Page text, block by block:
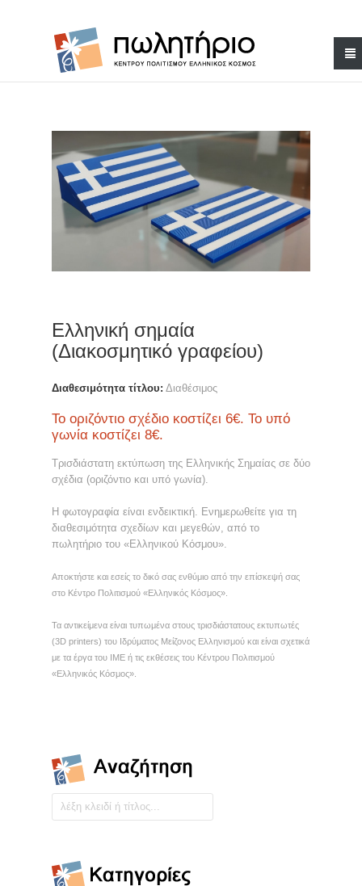
Ελληνική σημαία
(Διακοσμητικό γραφείου)
Διαθεσιμότητα τίτλου: Διαθέσιμος
Το οριζόντιο σχέδιο κοστίζει 6€. Το υπό
γωνία κοστίζει 8€.
Τρισδιάστατη εκτύπωση της Ελληνικής Σημαίας σε δύο
σχέδια (οριζόντιο και υπό γωνία).
Η φωτογραφία είναι ενδεικτική. Ενημερωθείτε για τη
διαθεσιμότητα σχεδίων και μεγεθών, από το
πωλητήριο του «Ελληνικού Κόσμου».
Αποκτήστε και εσείς το δικό σας ενθύμιο από την επίσκεψή σας
στο Κέντρο Πολιτισμού «Ελληνικός Κόσμος».
Τα αντικείμενα είναι τυπωμένα στους τρισδιάστατους εκτυπωτές
(3D printers) του Ιδρύματος Μείζονος Ελληνισμού και είναι σχετικά
με τα έργα του ΙΜΕ ή τις εκθέσεις του Κέντρου Πολιτισμού
«Ελληνικός Κόσμος».